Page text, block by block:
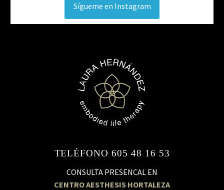
Sígueme en Instagram
TELÉFONO 605 48 16 53
CONSULTA PRESENCAL EN
CENTRO AESTHESIS HORTALEZA